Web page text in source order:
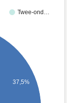
Twee-ond…
37,5%